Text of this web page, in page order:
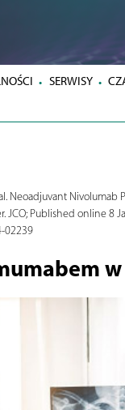
SERWISY
Neoadjuvant Nivolumab
Published online 8
02239
w